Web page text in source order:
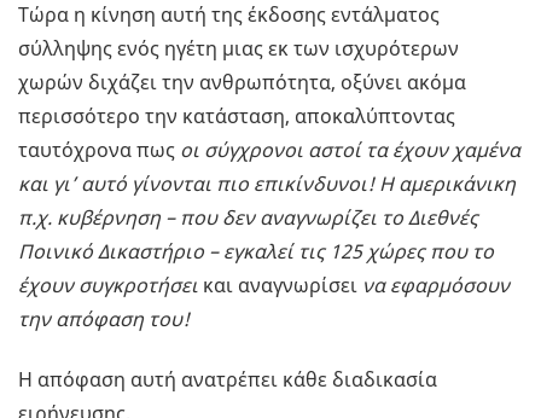
Τώρα η κίνηση αυτή της έκδοσης εντάλματος
σύλληψης ενός ηγέτη μιας εκ των ισχυρότερων
χωρών διχάζει την ανθρωπότητα, οξύνει ακόμα
περισσότερο την κατάσταση, αποκαλύπτοντας
ταυτόχρονα πως οι σύγχρονοι αστοί τα έχουν χαμένα
και γι’ αυτό γίνονται πιο επικίνδυνοι! Η αμερικάνικη
π.χ. κυβέρνηση – που δεν αναγνωρίζει το Διεθνές
Ποινικό Δικαστήριο – εγκαλεί τις 125 χώρες που το
έχουν συγκροτήσει και αναγνωρίσει να εφαρμόσουν
την απόφαση του!
Η απόφαση αυτή ανατρέπει κάθε διαδικασία